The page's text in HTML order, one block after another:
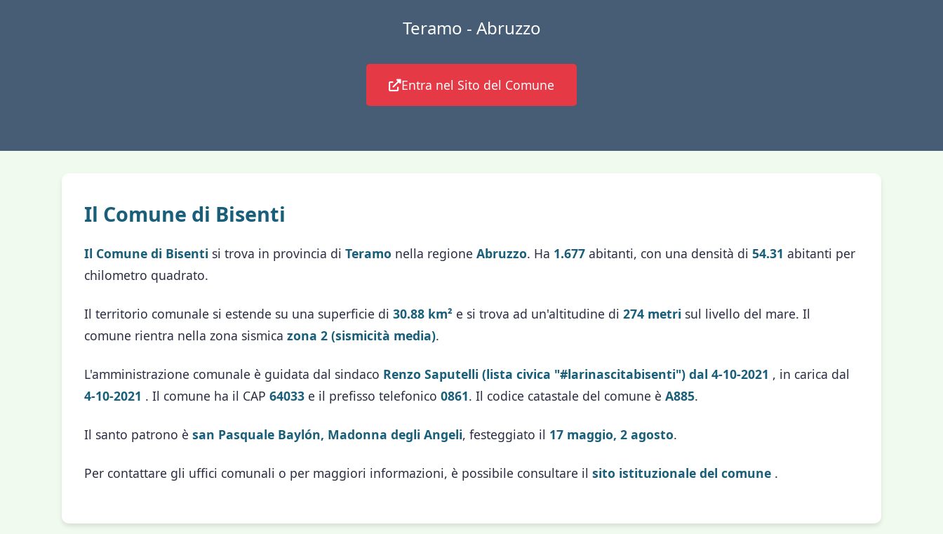
Teramo - Abruzzo
Entra nel Sito del Comune
Il Comune di Bisenti
Il Comune di Bisenti si trova in provincia di Teramo nella regione Abruzzo. Ha 1.677 abitanti, con una densità di 54.31 abitanti per
chilometro quadrato.
Il territorio comunale si estende su una superficie di 30.88 km² e si trova ad un'altitudine di 274 metri sul livello del mare. Il
comune rientra nella zona sismica zona 2 (sismicità media).
L'amministrazione comunale è guidata dal sindaco Renzo Saputelli (lista civica "#larinascitabisenti") dal 4-10-2021 , in carica dal
4-10-2021 . Il comune ha il CAP 64033 e il prefisso telefonico 0861. Il codice catastale del comune è A885.
Il santo patrono è san Pasquale Baylón, Madonna degli Angeli, festeggiato il 17 maggio, 2 agosto.
Per contattare gli uffici comunali o per maggiori informazioni, è possibile consultare il sito istituzionale del comune .